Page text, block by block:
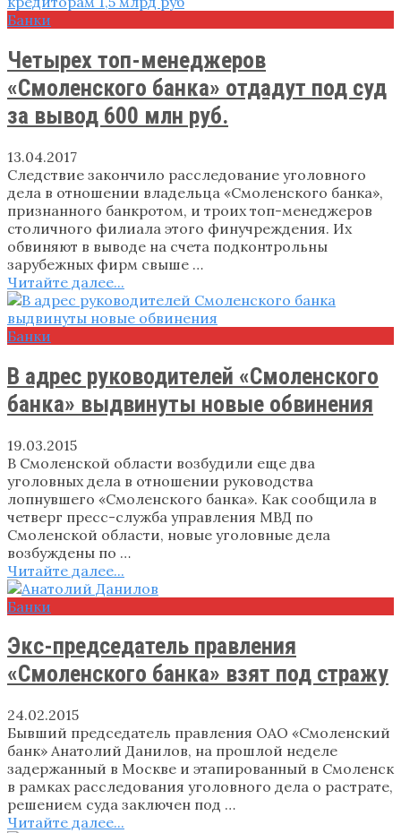
Банки
Четырех топ-менеджеров
«Смоленского банка» отдадут под суд
за вывод 600 млн руб.
13.04.2017
Следствие закончило расследование уголовного
дела в отношении владельца «Смоленского банка»,
признанного банкротом, и троих топ-менеджеров
столичного филиала этого финучреждения. Их
обвиняют в выводе на счета подконтрольны
зарубежных фирм свыше …
Читайте далее...
Банки
В адрес руководителей «Смоленского
банка» выдвинуты новые обвинения
19.03.2015
В Смоленской области возбудили еще два
уголовных дела в отношении руководства
лопнувшего «Смоленского банка». Как сообщила в
четверг пресс-служба управления МВД по
Смоленской области, новые уголовные дела
возбуждены по …
Читайте далее...
Банки
Экс-председатель правления
«Смоленского банка» взят под стражу
24.02.2015
Бывший председатель правления ОАО «Смоленский
банк» Анатолий Данилов, на прошлой неделе
задержанный в Москве и этапированный в Смоленск
в рамках расследования уголовного дела о растрате,
решением суда заключен под …
Читайте далее...